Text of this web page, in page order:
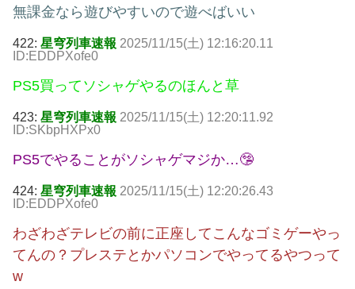
無課金なら遊びやすいので遊べばいい
422: 星穹列車速報 2025/11/15(土) 12:16:20.11
ID:EDDPXofe0
PS5買ってソシャゲやるのほんと草
423: 星穹列車速報 2025/11/15(土) 12:20:11.92
ID:SKbpHXPx0
PS5でやることがソシャゲマジか…🤥
424: 星穹列車速報 2025/11/15(土) 12:20:26.43
ID:EDDPXofe0
わざわざテレビの前に正座してこんなゴミゲーやっ
てんの？プレステとかパソコンでやってるやつって
w